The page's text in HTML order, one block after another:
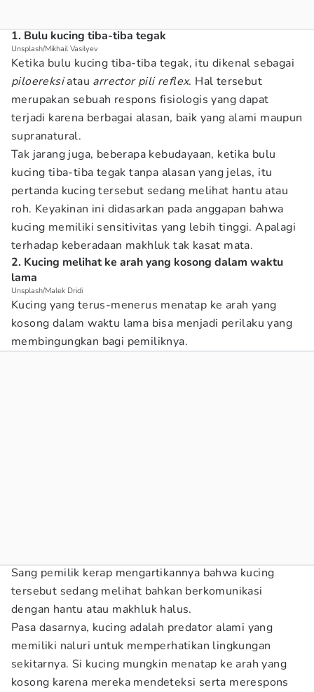
1. Bulu kucing tiba-tiba tegak
Unsplash/Mikhail Vasilyev
Ketika bulu kucing tiba-tiba tegak, itu dikenal sebagai
piloereksiatau arrector pili reflex. Hal tersebut
merupakan sebuah respons fisiologis yang dapat
terjadi karena berbagai alasan, baik yang alami maupun
supranatural.
Tak jarang juga, beberapa kebudayaan, ketika bulu
kucing tiba-tiba tegak tanpa alasan yang jelas, itu
pertanda kucing tersebut sedang melihat hantu atau
roh. Keyakinan ini didasarkan pada anggapan bahwa
kucing memiliki sensitivitas yang lebih tinggi. Apalagi
terhadap keberadaan makhluk tak kasat mata.
2. Kucing melihat ke arah yang kosong dalam waktu
lama
Unsplash/Malek Dridi
Kucing yang terus-menerus menatap ke arah yang
kosong dalam waktu lama bisa menjadi perilaku yang
membingungkan bagi pemiliknya.
Sang pemilik kerap mengartikannya bahwa kucing
tersebut sedang melihat bahkan berkomunikasi
dengan hantu atau makhluk halus.
Pasa dasarnya, kucing adalah predator alami yang
memiliki naluri untuk memperhatikan lingkungan
sekitarnya. Si kucing mungkin menatap ke arah yang
kosong karena mereka mendeteksi serta merespons